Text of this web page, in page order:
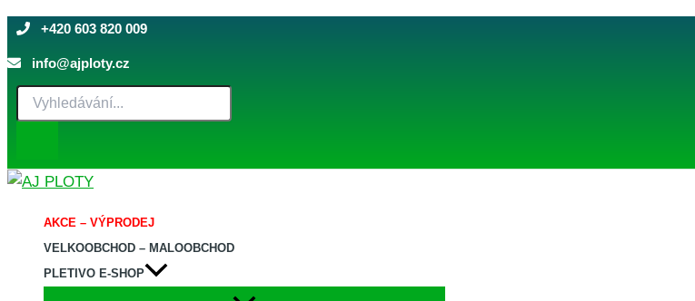
na
obsah
+420 603 820 009
info@ajploty.cz
Products
search
AKCE – VÝPRODEJ
VELKOOBCHOD – MALOOBCHOD
PLETIVO E-SHOP
brána
PILOFOR®
(Zn)
-
×
1250
množství